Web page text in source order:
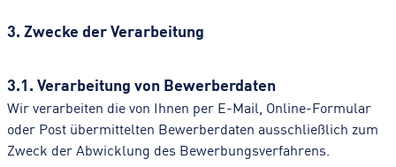
3. Zwecke der Verarbeitung
3.1. Verarbeitung von Bewerberdaten
Wir verarbeiten die von Ihnen per E-Mail, Online-Formular
oder Post übermittelten Bewerberdaten ausschließlich zum
Zweck der Abwicklung des Bewerbungsverfahrens.